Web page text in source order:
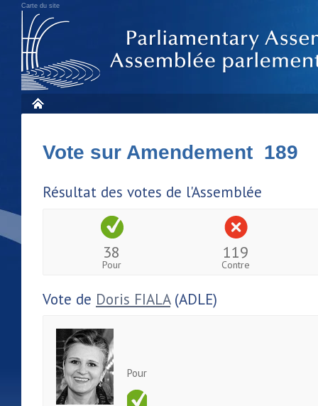
Carte du site
Vote sur Amendement 189
Résultat des votes de l'Assemblée
38
Pour
119
Contre
Vote de Doris FIALA(ADLE)
Pour